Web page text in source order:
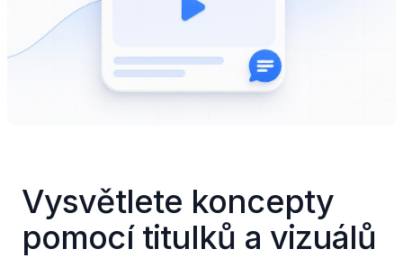
Vysvětlete koncepty
pomocí titulků a vizuálů